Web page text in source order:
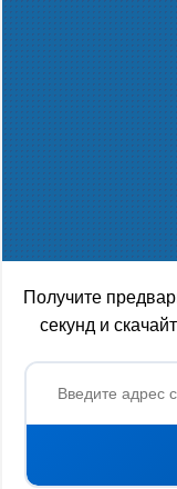
Получите
секунд и